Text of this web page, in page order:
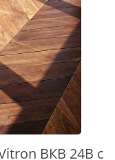
ВКВ 24В с